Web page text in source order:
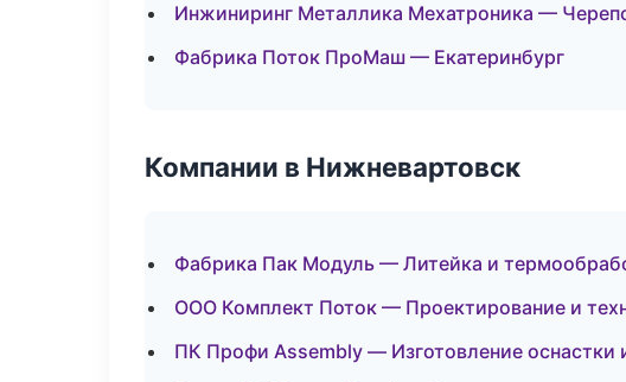
Инжиниринг Металлика Мехатроника —
Фабрика Поток ПроМаш — Екатеринбург
Компании в Нижневартовск
Фабрика Пак Модуль — Литейка и
ООО Комплект Поток — Проектирование и
ПК Профи Assembly — Изготовление оснастки